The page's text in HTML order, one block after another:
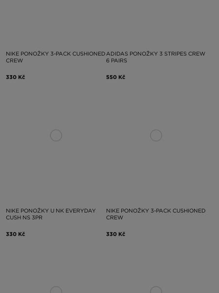
NIKE PONOŽKY 3-PACK CUSHIONED
CREW
330 Kč
ADIDAS PONOŽKY 3 STRIPES CREW
6 PAIRS
550 Kč
NIKE PONOŽKY U NK EVERYDAY
CUSH NS 3PR
330 Kč
NIKE PONOŽKY 3-PACK CUSHIONED
CREW
330 Kč